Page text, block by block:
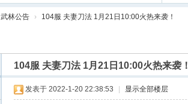
武林公告 › 104服 夫妻刀法 1月21日10:00火热来袭！
104服 夫妻刀法 1月21日10:00火热来袭！
发表于 2022-1-20 22:38:53 显示全部楼层